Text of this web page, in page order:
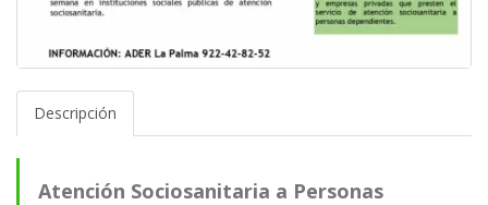
Descripción
Atención Sociosanitaria a Personas